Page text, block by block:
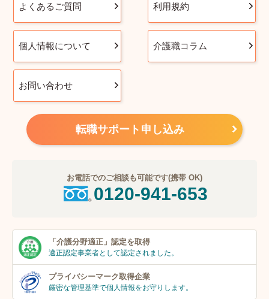
よくあるご質問 利用規約
個人情報について 介護職コラム
お問い合わせ
転職サポート申し込み
お電話でのご相談も可能です(携帯 OK)
0120-941-653
「介護分野適正」 認定を取得
適正認定事業者として認定されました。
プライバシーマーク取得企業
厳密な管理基準で個人情報をお守りします。